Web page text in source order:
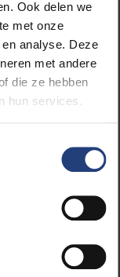
Ook delen we
met onze
analyse. Deze
met andere
die ze hebben
hun services.
men niet per
overlijden,
ervan.
is dat je
weer
jij
rond troost